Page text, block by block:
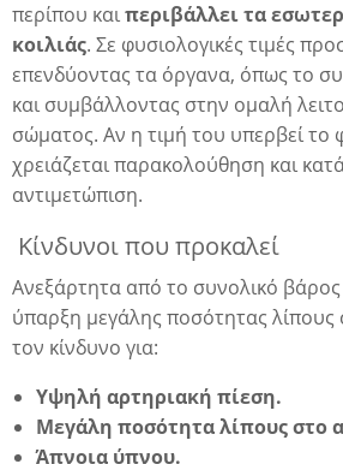
περίπου καιπεριβάλλει τα
κοιλιάς. Σε φυσιολογικές τιμές
επενδύοντας τα όργανα, όπως το
και συμβάλλοντας στην ομαλή
σώματος. Αν η τιμή του υπερβεί το
χρειάζεται παρακολούθηση και
αντιμετώπιση.
Κίνδυνοι που προκαλεί
Ανεξάρτητα από το συνολικό
ύπαρξη μεγάλης ποσότητας λίπους
τον κίνδυνο για:
Υψηλή αρτηριακή πίεση.
Μεγάλη ποσότητα λίπους στο
Άπνοια ύπνου.